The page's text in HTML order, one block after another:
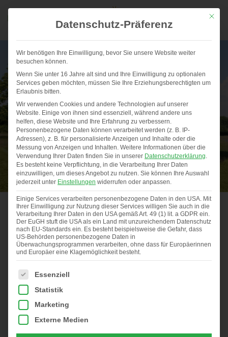
HüMo PLUS Kombi II
Das Hühnermobil mit dem PLUS an
Möglichkeiten
Wie alle unsere Hühnermobile ist auch das HüMo PLUS
Kombi II für den autarken Betrieb ausgestattet und
optimal für die Legehennenhaltung oder die
Aufzucht/Mast geeignet – hierin fühlen sich alle wohl.
Mit
Datenschutz-Präferenz
Wir benötigen Ihre Einwilligung, bevor Sie unsere Website weiter
besuchen können.
Wenn Sie unter 16 Jahre alt sind und Ihre Einwilligung zu optionalen
Services geben möchten, müssen Sie Ihre Erziehungsberechtigten um
Erlaubnis bitten.
Wir verwenden Cookies und andere Technologien auf unserer
Website. Einige von ihnen sind essenziell, während andere uns
helfen, diese Website und Ihre Erfahrung zu verbessern.
Personenbezogene Daten können verarbeitet werden (z. B. IP-
Adressen), z. B. für personalisierte Anzeigen und Inhalte oder die
Messung von Anzeigen und Inhalten. Weitere Informationen über die
Verwendung Ihrer Daten finden Sie in unserer Datenschutzerklärung.
Es besteht keine Verpflichtung, in die Verarbeitung Ihrer Daten
einzuwilligen, um dieses Angebot zu nutzen. Sie können Ihre Auswahl
jederzeit unter Einstellungen widerrufen oder anpassen.
Einige Services verarbeiten personenbezogene Daten in den USA. Mit
Ihrer Einwilligung zur Nutzung dieser Services willigen Sie auch in die
Verarbeitung Ihrer Daten in den USA gemäß Art. 49 (1) lit. a GDPR ein.
Der EuGH stuft die USA als ein Land mit unzureichendem Datenschutz
nach EU-Standards ein. Es besteht beispielsweise die Gefahr, dass
US-Behörden personenbezogene Daten in
Überwachungsprogrammen verarbeiten, ohne dass für Europäerinnen
und Europäer eine Klagemöglichkeit besteht.
Es folgt eine Liste der Service-Gruppen, für die eine
Essenziell
Statistik
Marketing
Externe Medien